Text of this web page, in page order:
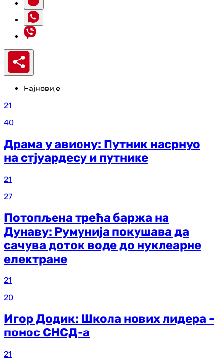
Најновије
21
40
Драма у авиону: Путник насрнуо
на стјуардесу и путнике
21
27
Потопљена трећа баржа на
Дунаву: Румунија покушава да
сачува доток воде до нуклеарне
електране
21
20
Игор Додик: Школа нових лидера -
понос СНСД-а
21